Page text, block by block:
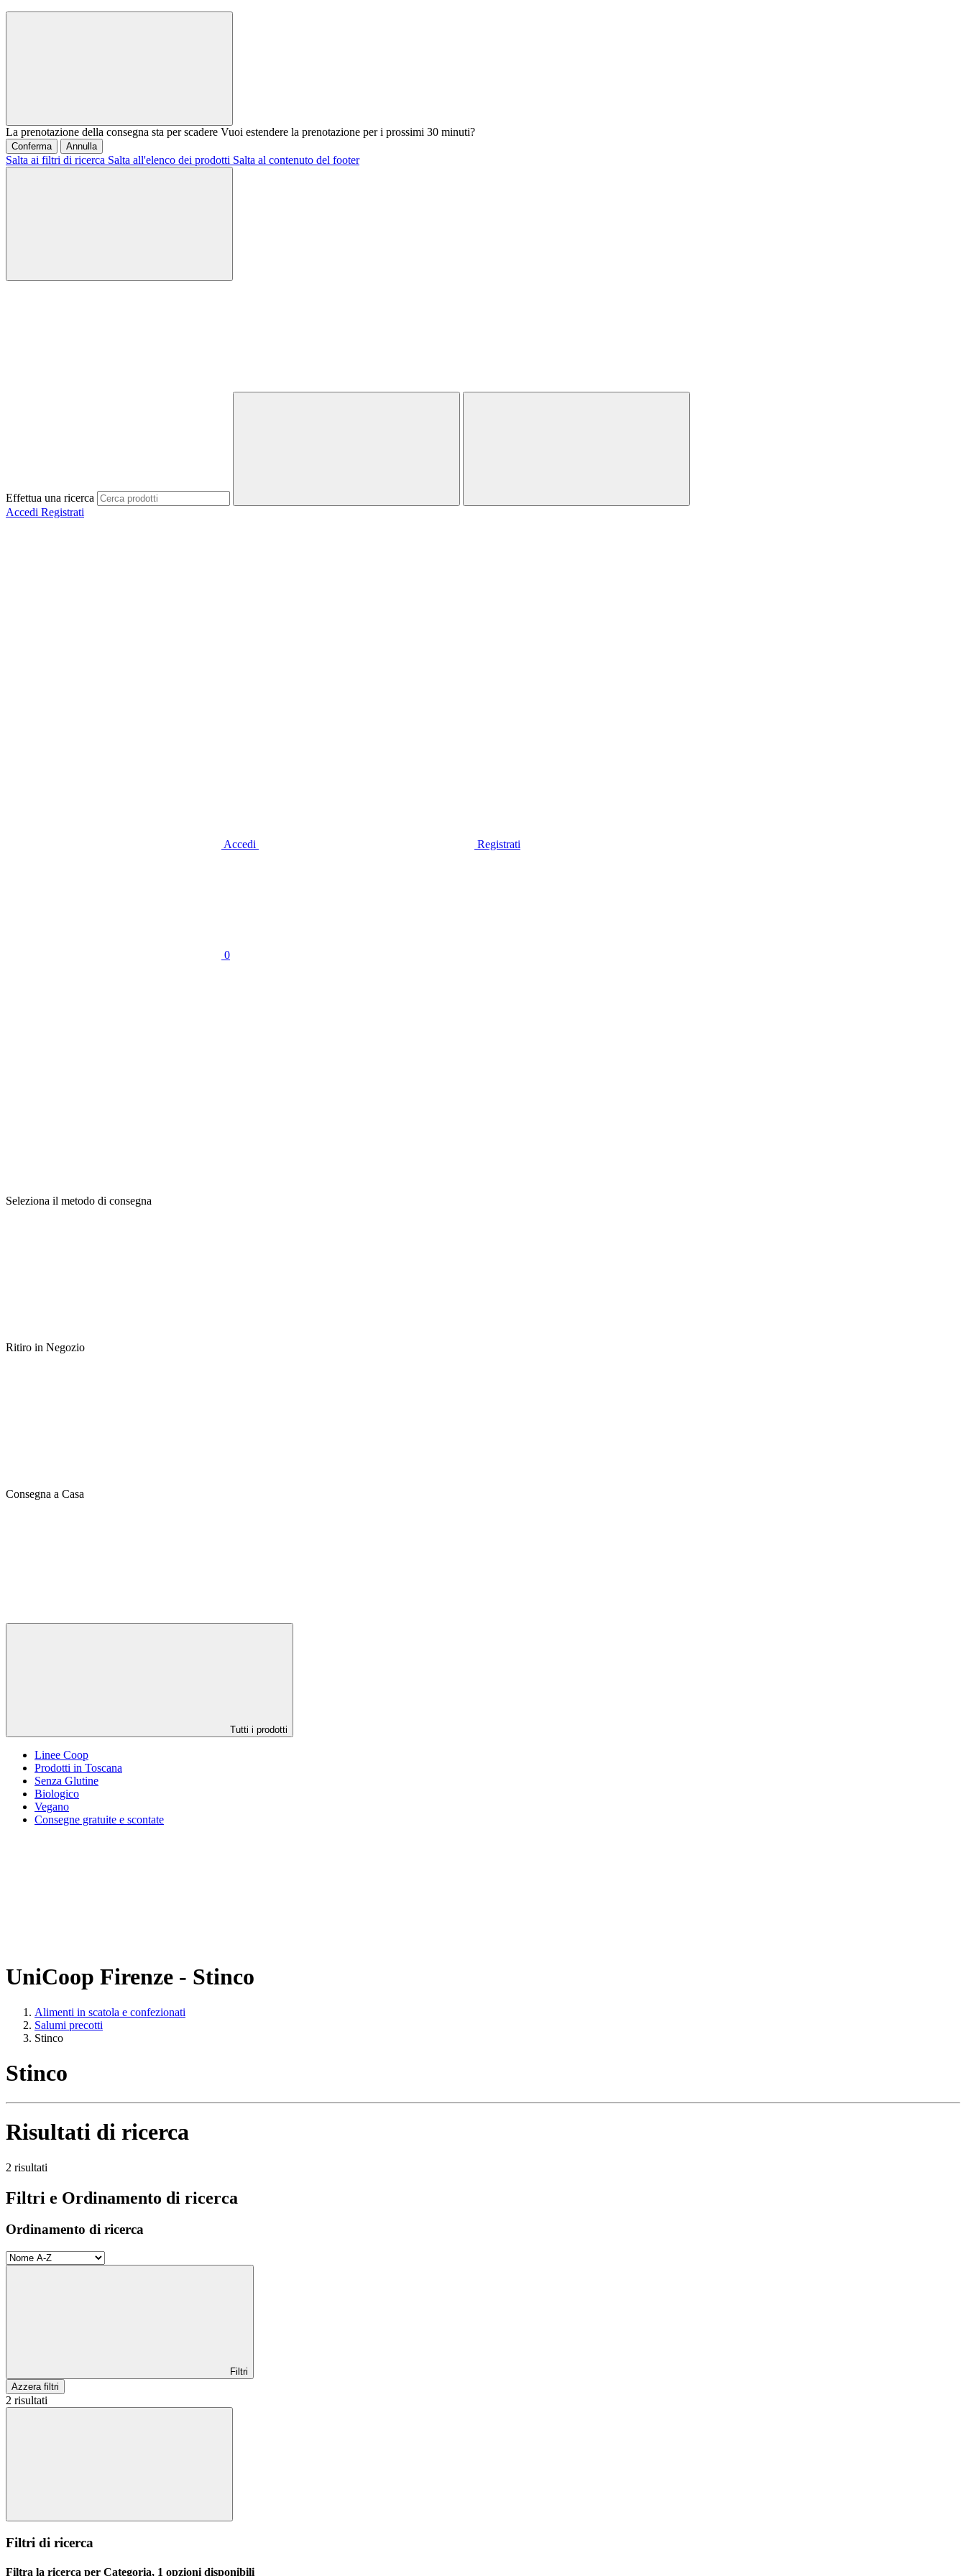
La prenotazione della consegna sta per scadere Vuoi estendere la prenotazione per i prossimi 30 minuti?
Conferma Annulla
Salta ai filtri di ricerca Salta all'elenco dei prodotti Salta al contenuto del footer
Effettua una ricerca
Accedi Registrati
Accedi Registrati
0
Seleziona il metodo di consegna
Ritiro in Negozio
Consegna a Casa
Tutti i prodotti
Linee Coop
Prodotti in Toscana
Senza Glutine
Biologico
Vegano
Consegne gratuite e scontate
UniCoop Firenze - Stinco
Alimenti in scatola e confezionati
Salumi precotti
Stinco
Stinco
Risultati di ricerca
2 risultati
Filtri e Ordinamento di ricerca
Ordinamento di ricerca
Filtri
Azzera filtri
2 risultati
Filtri di ricerca
Filtra la ricerca per Categoria, 1 opzioni disponibili